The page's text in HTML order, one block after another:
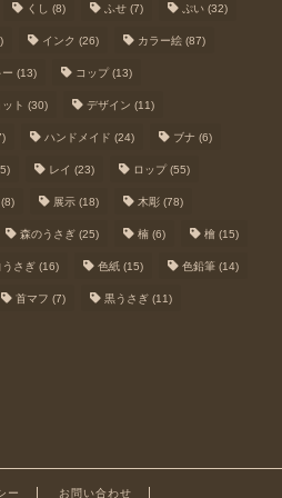
くし (8) ふせ (7) ぷい (32)
インク (26) カラー絵 (87)
(13) コップ(13)
ト (30) デザイン (11)
ハンドメイド (24) ブナ (6)
レイ (23) ロップ(55)
(8) 展示 (18) 木彫 (78)
森のうさぎ (25) 楠 (6) 檜 (15)
うさぎ (16) 色紙 (15) 色鉛筆 (14)
首マフ (7) 黒うさぎ (11)
ー お問い合わせ